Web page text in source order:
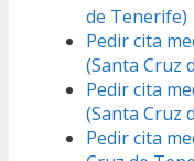
de Tenerife)
Pedir cita
(Santa Cruz
Pedir cita
(Santa Cruz
Pedir cita